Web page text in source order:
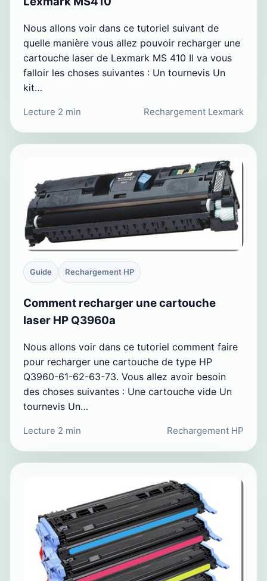
Nous allons voir dans ce tutoriel suivant de
quelle manière vous allez pouvoir recharger une
cartouche laser de Lexmark MS 410 Il va vous
falloir les choses suivantes : Un tournevis Un
kit…
Lecture 2 min Rechargement Lexmark
Guide Rechargement HP
Comment recharger une cartouche
laser HP Q3960a
Nous allons voir dans ce tutoriel comment faire
pour recharger une cartouche de type HP
Q3960-61-62-63-73. Vous allez avoir besoin
des choses suivantes : Une cartouche vide Un
tournevis Un…
Lecture 2 min Rechargement HP